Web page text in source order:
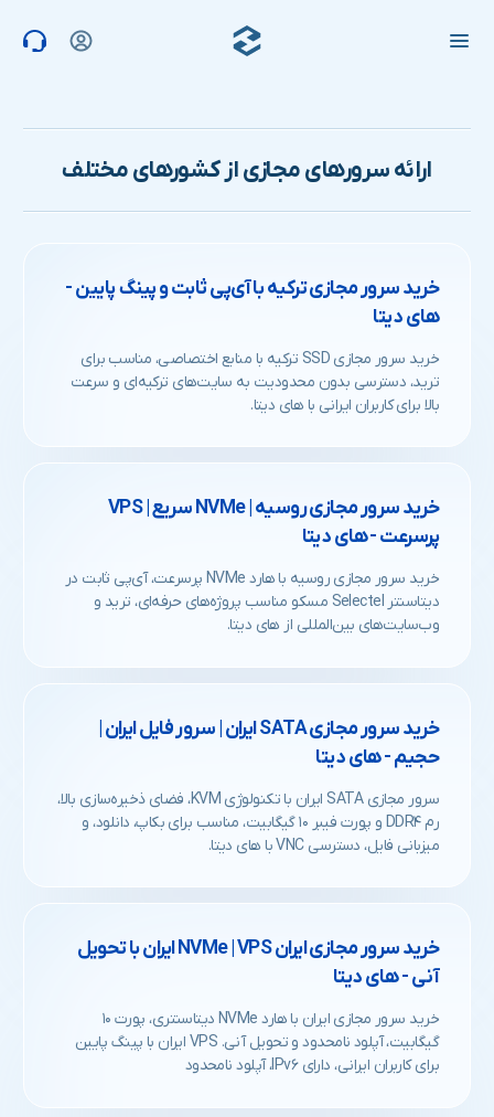
ارائه سرورهای مجازی از کشورهای مختلف
خرید سرور مجازی ترکیه با آی‌پی ثابت و پینگ پایین -
های دیتا
خرید سرور مجازی SSD ترکیه با منابع اختصاصی، مناسب برای
ترید، دسترسی بدون محدودیت به سایت‌های ترکیه‌ای و سرعت
بالا برای کاربران ایرانی با های دیتا.
خرید سرور مجازی روسیه | NVMe سریع | VPS
پرسرعت - های دیتا
خرید سرور مجازی روسیه با هارد NVMe پرسرعت، آی‌پی ثابت در
دیتاسنتر Selectel مسکو مناسب پروژه‌های حرفه‌ای، ترید و
وب‌سایت‌های بین‌المللی از های دیتا.
خرید سرور مجازی SATA ایران | سرور فایل ایران |
حجیم - های دیتا
سرور مجازی SATA ایران با تکنولوژی KVM، فضای ذخیره‌سازی بالا،
رم DDR۴ و پورت فیبر ۱۰ گیگابیت، مناسب برای بکاپ، دانلود، و
میزبانی فایل، دسترسی VNC با های دیتا.
خرید سرور مجازی ایران NVMe | VPS ایران با تحویل
آنی - های دیتا
خرید سرور مجازی ایران با هارد NVMe دیتاسنتری، پورت ۱۰
گیگابیت، آپلود نامحدود و تحویل آنی. VPS ایران با پینگ پایین
برای کاربران ایرانی، دارای IPv۶، آپلود نامحدود